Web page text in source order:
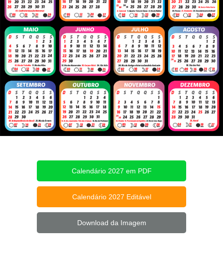
Calendário 2027 em PDF
Calendário 2027 Editável
Download da Imagem